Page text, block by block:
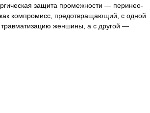
защита промежности — перинео-
компромисс, предотвращающий, с одной
женшины, а с другой —